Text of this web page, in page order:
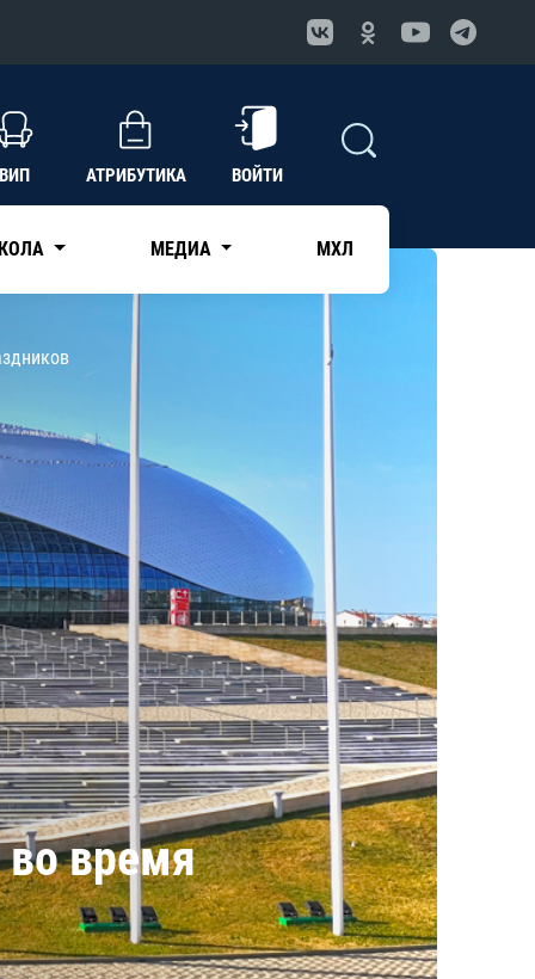
ВИП АТРИБУТИКА ВОЙТИ
МЕДИА МХЛ
время